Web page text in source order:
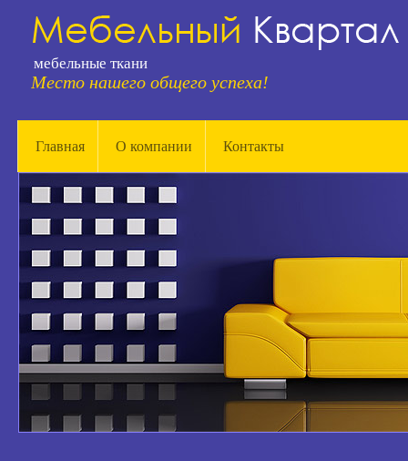
мебельные ткани
Место нашего общего успеха!
Главная О компании Контакты